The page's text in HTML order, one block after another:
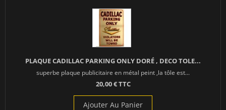
PLAQUE CADILLAC PARKING ONLY DORÉ , DECO TOLE...
superbe plaque publicitaire en métal peint ,la tôle est...
20,00 € TTC
Ajouter Au Panier